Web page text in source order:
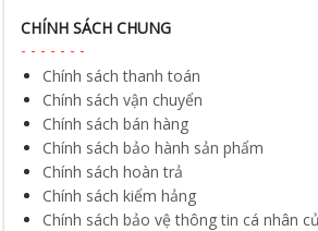
CHÍNH SÁCH CHUNG
Chính sách thanh toán
Chính sách vận chuyển
Chính sách bán hàng
Chính sách bảo hành sản phẩm
Chính sách hoàn trả
Chính sách kiểm hảng
Chính sách bảo vệ thông tin cá nhân